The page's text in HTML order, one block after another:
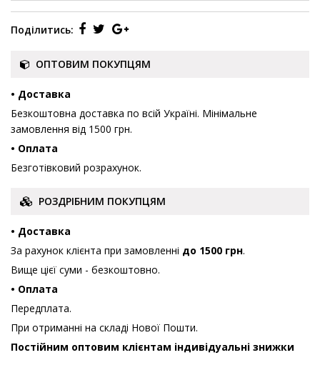
Поділитись:
ОПТОВИМ ПОКУПЦЯМ
• Доставка
Безкоштовна доставка по всій Україні. Мінімальне
замовлення від 1500 грн.
• Оплата
Безготівковий розрахунок.
РОЗДРІБНИМ ПОКУПЦЯМ
• Доставка
За рахунок клієнта при замовленні до 1500 грн.
Вище цієї суми - безкоштовно.
• Оплата
Передплата.
При отриманні на складі Нової Пошти.
Постійним оптовим клієнтам індивідуальні знижки